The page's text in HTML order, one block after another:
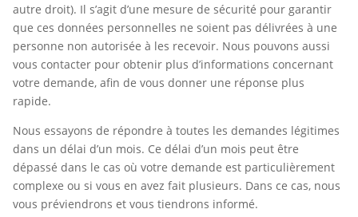
autre droit). Il s’agit d’une mesure de sécurité pour garantir
que ces données personnelles ne soient pas délivrées à une
personne non autorisée à les recevoir. Nous pouvons aussi
vous contacter pour obtenir plus d’informations concernant
votre demande, afin de vous donner une réponse plus
rapide.
Nous essayons de répondre à toutes les demandes légitimes
dans un délai d’un mois. Ce délai d’un mois peut être
dépassé dans le cas où votre demande est particulièrement
complexe ou si vous en avez fait plusieurs. Dans ce cas, nous
vous préviendrons et vous tiendrons informé.